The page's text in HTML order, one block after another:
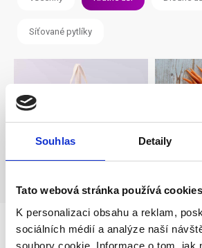
Souhlas Detaily
Tato webová stránka používá cookies
K personalizaci obsahu a reklam,
sociálních médií a analýze naší
soubory cookie. Informace o tom, jak
Síťované pytlíky